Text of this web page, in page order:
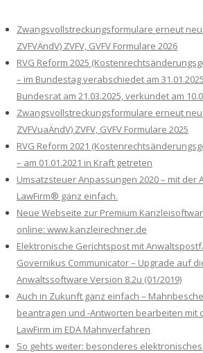
Zwangsvollstreckungsformulare erneut
ZVFVÄndV) ZVFV, GVFV Formulare 2026
RVG Reform 2025
– im Bundestag verabschiedet am
Bundesrat am 21.03.2025, verkündet am
Zwangsvollstreckungsformulare erneut
ZVFVuaÄndV) ZVFV, GVFV Formulare 2025
RVG Reform 2021
– am 01.01.2021 in Kraft getreten
Umsatzsteuer Anpassungen 2020 – mit der
LawFirm® ganz einfach.
Neue Webseite zur Premium
online: www.kanzleirechner.de
Elektronische Gerichtspost mit
Governikus Communicator – Upgrade auf
Anwaltssoftware Version 8.2u (01/2019)
Auch in Zukunft ganz einfach –
beantragen und -Antworten bearbeiten mit
LawFirm im EDA Mahnverfahren
So gehts weiter: besonderes